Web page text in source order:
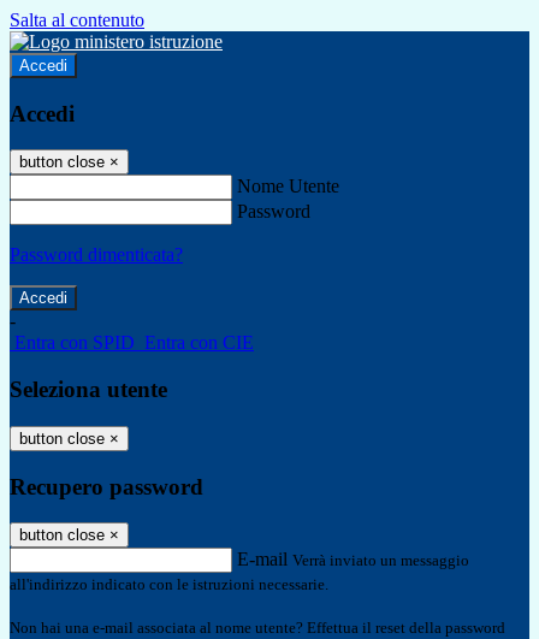
Salta al contenuto
Accedi
Accedi
button close ×
Nome Utente
Password
Password dimenticata?
-
Entra con SPID Entra con CIE
Seleziona utente
button close ×
Recupero password
button close ×
E-mail Verrà inviato un messaggio
all'indirizzo indicato con le istruzioni necessarie.
Non hai una e-mail associata al nome utente? Effettua il reset della password